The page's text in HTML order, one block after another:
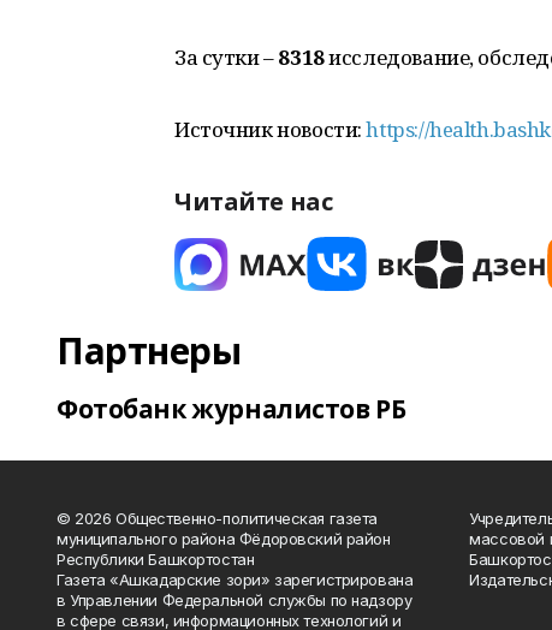
За сутки –8318исследование,
Источник новости:https://
Читайте нас
Партнеры
Фотобанк журналистов РБ
© 2026 Общественно-политическая газета
муниципального района Фёдоровский район
Республики Башкортостан
Газета «Ашкадарские зори» зарегистрирована
в Управлении Федеральной службы по надзору
в сфере связи, информационных технологий и
массовой